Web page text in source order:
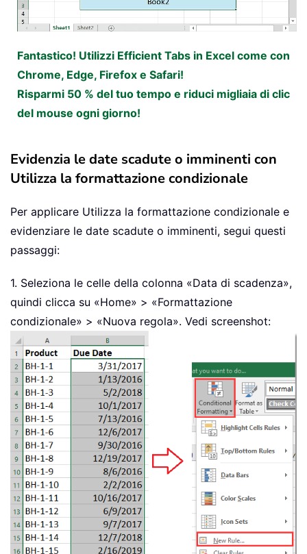
Fantastico! Utilizzi Efficient Tabs in Excel come con
Chrome, Edge, Firefox e Safari!
Risparmi 50 % del tuo tempo e riduci migliaia di clic
del mouse ogni giorno!
Evidenzia le date scadute o imminenti con
Utilizza la formattazione condizionale
Per applicare Utilizza la formattazione condizionale e
evidenziare le date scadute o imminenti, segui questi
passaggi:
1. Seleziona le celle della colonna «Data di scadenza»,
quindi clicca su «Home» > «Formattazione
condizionale» > «Nuova regola». Vedi screenshot: